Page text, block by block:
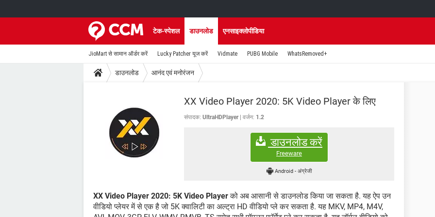
टेक-स्पेशल डाउनलोड एनसाइक्लोपीडिया
JioMart से सामान ऑर्डर करें Lucky Patcher यूज करें Vidmate PUBG Mobile WhatsRemoved+
डाउनलोड आनंद एवं मनोरंजन
XX Video Player 2020: 5K Video Player के लिए
संपादक: UltraHDPlayer वर्जन: 1.2
डाउनलोड करें
Freeware
Android-अंग्रेजी
XX Video Player 2020: 5K Video Playerको अब आसानी से डाउनलोड किया जा सकता है. यह ऐप उन
वीडियो प्लेयर में से एक है जो 5K क्वालिटी का अल्ट्रा HD वीडियो प्ले कर सकता है. यह MKV, MP4, M4V,